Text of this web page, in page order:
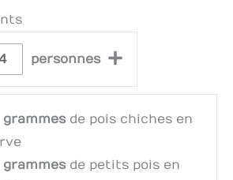
personnes +
grammesde pois chiches en
grammesde petits pois en